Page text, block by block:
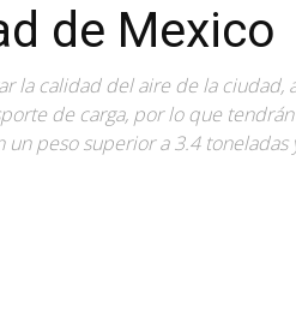
de Mexico
la calidad del aire de la ciudad,
de carga, por lo que
peso superior a 3.4 toneladas